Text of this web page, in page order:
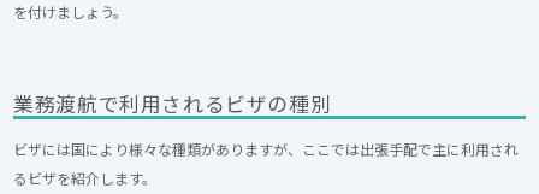
を付けましょう。
業務渡航で利用されるビザの種別
ビザには国により様々な種類がありますが、ここでは出張手配で主に利用され
るビザを紹介します。